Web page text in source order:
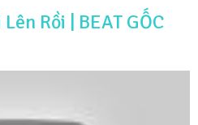
Rồi | BEAT GỐC